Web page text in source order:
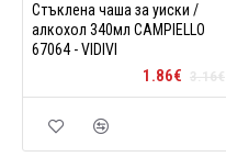
Стъклена чаша за уиски /
алкохол 340мл CAMPIELLO
67064 - VIDIVI
1.86€ 3.16€